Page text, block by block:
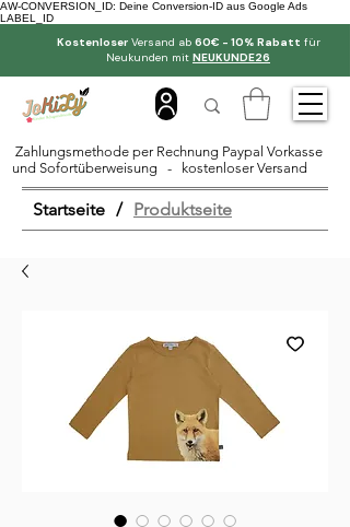
AW-CONVERSION_ID: Deine Conversion-ID aus Google Ads
LABEL_ID
KostenloserVersand ab 60€ - 10% Rabatt für
Neukunden mit NEUKUNDE26
Zahlungsmethode per Rechnung Paypal Vorkasse
und Sofortüberweisung - kostenloser Versand
Startseite / Produktseite